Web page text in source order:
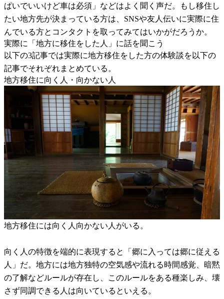
ぱいでいいけど車は必須」などはよく聞く声だ。もし移住し
たい地方先が決まっている方は、SNSや友人伝いに実際に住
んでいる方とコンタクトを取ってみてはいかがだろうか。
実際に「地方に移住をした人」に話を聞こう
以下の3記事では実際に地方移住をした方の体験談を以下の
記事でそれぞれまとめている。
地方移住に向く人・向かない人
地方移住には向く人向かない人がいる。
向く人の特徴を端的に表現すると「郷に入っては郷に従える
人」だ。地方には地方独特の空気感や流れる時間感覚、暗黙
の了解などルールが存在し、このルールをある種楽しみ、壊
さず同調できる人は向いているといえる。